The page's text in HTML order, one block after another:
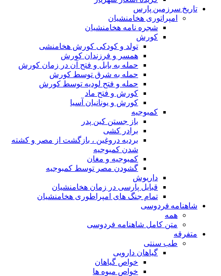
تاریخ سرزمین پارس
امپراتوری هخامنشیان
شجره نامه هخامنشیان
کورش
تولد و کودکی کورش هخامنشی
همسر و فرزندان کورش
حمله به بابل و فتح آن در زمان کورش
حمله به شرق توسط کورش
حمله و فتح لودیه توسط کورش
کورش و فتح ماد
کورش و یونانیان آسیا
کمبوجیه
باز جستن کین پدر
برادر کشی
بردیه دروغین ، بازگشت از مصر و کشته
شدن کمبوجیه
کمبوجیه و مغان
گشودن مصر توسط کمبوجیه
داریوش
قبایل پارسی در زمان هخامنشیان
تمام جنگ های امپراطوری هخامنشیان
شاهنامه فردوسی
همه
متن کامل شاهنامه فردوسی
متفرقه
طب سنتی
گیاهان دارویی
خواص گیاهان
خواص میوه ها